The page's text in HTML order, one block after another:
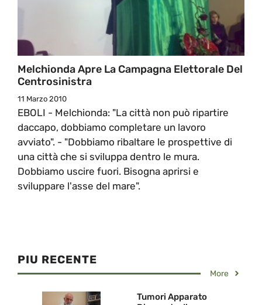
Melchionda Apre La Campagna Elettorale Del
Centrosinistra
11 Marzo 2010
EBOLI - Melchionda: "La città non può ripartire
daccapo, dobbiamo completare un lavoro
avviato". - "Dobbiamo ribaltare le prospettive di
una città che si sviluppa dentro le mura.
Dobbiamo uscire fuori. Bisogna aprirsi e
sviluppare l'asse del mare".
PIU RECENTE
More
Tumori Apparato